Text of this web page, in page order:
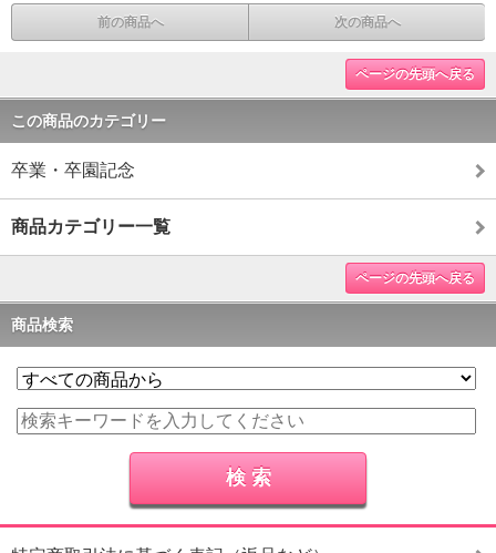
前の商品へ 次の商品へ
ページの先頭へ戻る
この商品のカテゴリー
卒業・卒園記念
商品カテゴリー一覧
ページの先頭へ戻る
商品検索